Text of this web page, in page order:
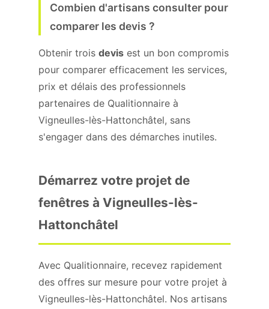
Combien d'artisans consulter pour
comparer les devis ?
Obtenir trois devis est un bon compromis
pour comparer efficacement les services,
prix et délais des professionnels
partenaires de Qualitionnaire à
Vigneulles-lès-Hattonchâtel, sans
s'engager dans des démarches inutiles.
Démarrez votre projet de
fenêtres à Vigneulles-lès-
Hattonchâtel
Avec Qualitionnaire, recevez rapidement
des offres sur mesure pour votre projet à
Vigneulles-lès-Hattonchâtel. Nos artisans